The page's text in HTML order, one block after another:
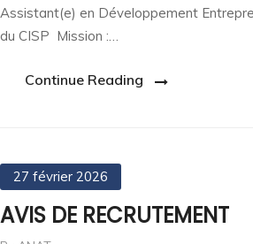
Assistant(e) en Développement
du CISP Mission :…
Continue Reading
27 février 2026
AVIS DE RECRUTEMENT